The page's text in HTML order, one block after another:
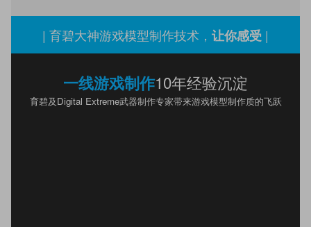
| 育碧大神游戏模型制作技术， 让你感受 |
一线游戏制作10年经验沉淀
育碧及Digital Extreme武器制作专家带来游戏模型制作质的飞跃